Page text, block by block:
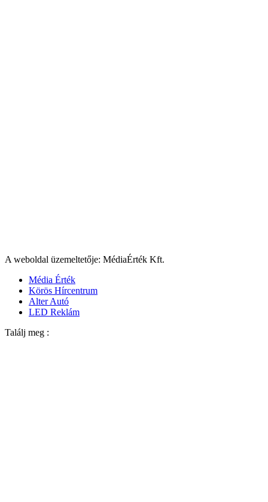
A weboldal üzemeltetője: MédiaÉrték Kft.
Média Érték
Körös Hírcentrum
Alter Autó
LED Reklám
Találj meg :